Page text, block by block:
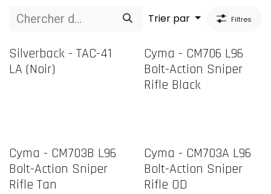
Trier par Filtres
Silverback - TAC-41
LA (Noir)
Cyma - CM706 L96
Bolt-Action Sniper
Rifle Black
Cyma - CM703B L96
Bolt-Action Sniper
Rifle Tan
Cyma - CM703A L96
Bolt-Action Sniper
Rifle OD